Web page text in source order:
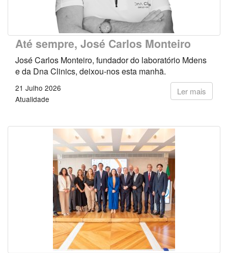
Até sempre, José Carlos Monteiro
José Carlos Monteiro, fundador do laboratório Mdens
e da Dna Clinics, deixou-nos esta manhã.
Ler mais
21 Julho 2026
Atualidade